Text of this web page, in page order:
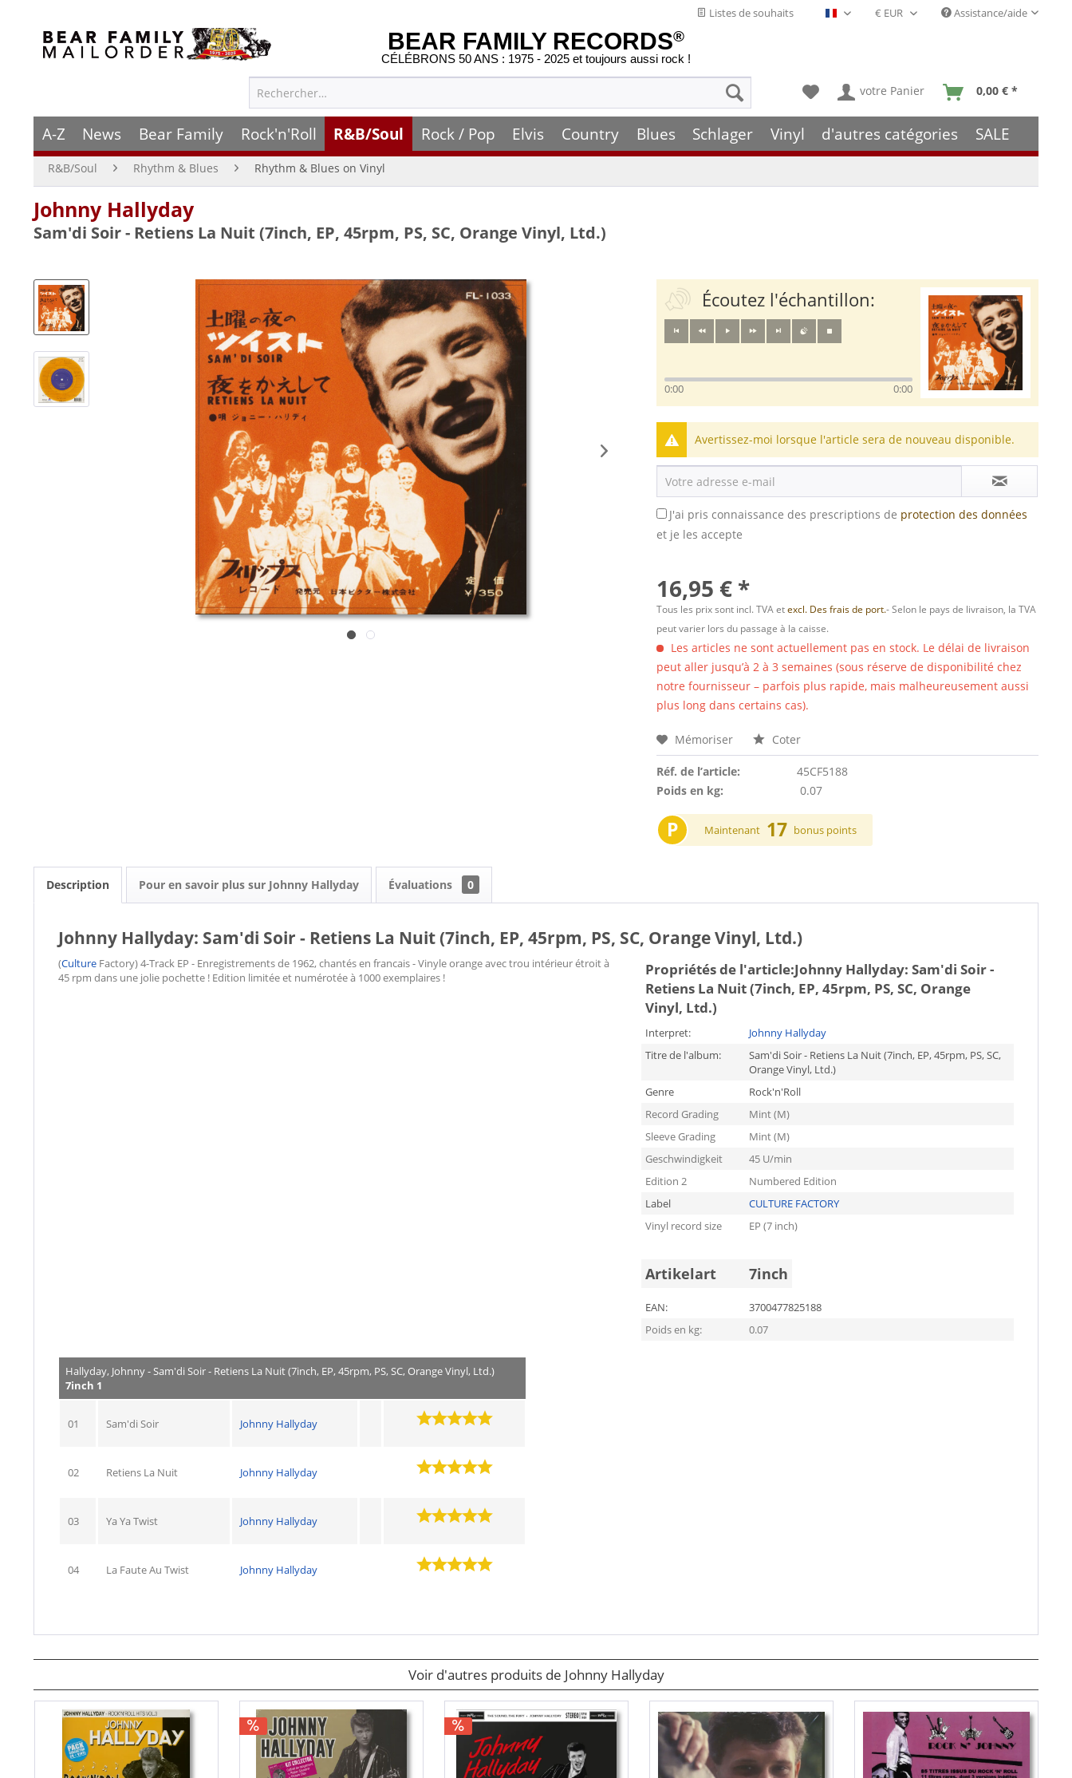
Listes de souhaits Français- FR Assistance/aide
BEAR FAMILY RECORDS®
CÉLÉBRONS 50 ANS : 1975 - 2025 et toujours aussi rock !
votre Panier 0,00 € *
A-Z News Bear Family Rock'n'Roll R&B/Soul Rock / Pop Elvis Country Blues Schlager Vinyl d'autres catégories SALE
R&B/Soul Rhythm & Blues Rhythm & Blues on Vinyl
Johnny Hallyday
Sam'di Soir - Retiens La Nuit (7inch, EP, 45rpm, PS, SC, Orange Vinyl, Ltd.)
Écoutez l'échantillon:
0:00 0:00
Avertissez-moi lorsque l'article sera de nouveau disponible.
J'ai pris connaissance des prescriptions de protection des données
et je les accepte
16,95 € *
Tous les prix sont incl. TVA etexcl. Des frais de port.- Selon le pays de livraison, la TVA
peut varier lors du passage à la caisse.
Les articles ne sont actuellement pas en stock. Le délai de livraison
peut aller jusqu’à 2 à 3 semaines (sous réserve de disponibilité chez
notre fournisseur – parfois plus rapide, mais malheureusement aussi
plus long dans certains cas).
Mémoriser Coter
Réf. de l’article:
45CF5188
Poids en kg:
0.07
P Maintenant 17 bonus points
Description Pour en savoir plus sur Johnny Hallyday Évaluations 0
Johnny Hallyday: Sam'di Soir - Retiens La Nuit (7inch, EP, 45rpm, PS, SC, Orange Vinyl, Ltd.)
(Culture Factory) 4-Track EP - Enregistrements de 1962, chantés en francais - Vinyle orange avec trou intérieur étroit à
45 rpm dans une jolie pochette ! Edition limitée et numérotée à 1000 exemplaires !
Propriétés de l'article:Johnny Hallyday: Sam'di Soir -
Retiens La Nuit (7inch, EP, 45rpm, PS, SC, Orange
Vinyl, Ltd.)
Interpret:
Johnny Hallyday
Titre de l'album:
Sam'di Soir - Retiens La Nuit (7inch, EP, 45rpm, PS, SC,
Orange Vinyl, Ltd.)
Genre
Rock'n'Roll
Record Grading
Mint (M)
Sleeve Grading
Mint (M)
Geschwindigkeit
45 U/min
Edition 2
Numbered Edition
Label
CULTURE FACTORY
Vinyl record size
EP (7 inch)
Artikelart 7inch
EAN:
3700477825188
Poids en kg:
0.07
Hallyday, Johnny - Sam'di Soir - Retiens La Nuit (7inch, EP, 45rpm, PS, SC, Orange Vinyl, Ltd.)
7inch 1
01 Sam'di Soir Johnny Hallyday
02 Retiens La Nuit Johnny Hallyday
03 Ya Ya Twist Johnny Hallyday
04 La Faute Au Twist Johnny Hallyday
Voir d'autres produits de Johnny Hallyday